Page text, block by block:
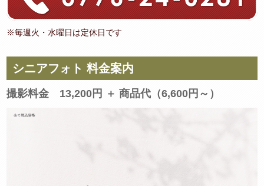
※毎週火・水曜日は定休日です
シニアフォト 料金案内
撮影料金 13,200円 ＋ 商品代（6,600円～）